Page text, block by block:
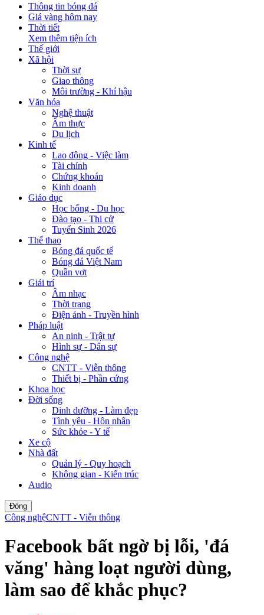
Thông tin bóng đá
Giá vàng hôm nay
Thời tiết
Xem thêm tiện ích
Thế giới
Xã hội
Thời sự
Giao thông
Môi trường - Khí hậu
Văn hóa
Nghệ thuật
Ẩm thực
Du lịch
Kinh tế
Lao động - Việc làm
Tài chính
Chứng khoán
Kinh doanh
Giáo dục
Học bổng - Du học
Đào tạo - Thi cử
Tuyển Sinh 2026
Thể thao
Bóng đá quốc tế
Bóng đá Việt Nam
Quần vợt
Giải trí
Âm nhạc
Thời trang
Điện ảnh - Truyền hình
Pháp luật
An ninh - Trật tự
Hình sự - Dân sự
Công nghệ
CNTT - Viễn thông
Thiết bị - Phần cứng
Khoa học
Đời sống
Dinh dưỡng - Làm đẹp
Tình yêu - Hôn nhân
Sức khỏe - Y tế
Xe cộ
Nhà đất
Quản lý - Quy hoạch
Không gian - Kiến trúc
Audio
Đóng
Công nghệCNTT - Viễn thông
Facebook bất ngờ bị lỗi, 'đá
văng' hàng loạt người dùng,
làm sao để khắc phục?